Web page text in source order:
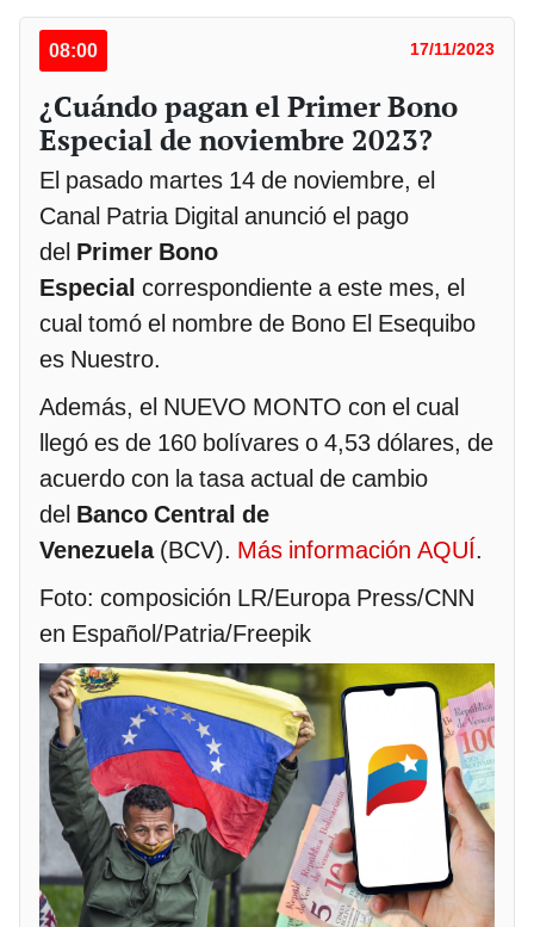
08:00 17/11/2023
¿Cuándo pagan el Primer Bono
Especial de noviembre 2023?
El pasado martes 14 de noviembre, el
Canal Patria Digital anunció el pago
del Primer Bono
Especial correspondiente a este mes, el
cual tomó el nombre de Bono El Esequibo
es Nuestro.
Además, el NUEVO MONTO con el cual
llegó es de 160 bolívares o 4,53 dólares, de
acuerdo con la tasa actual de cambio
del Banco Central de
Venezuela(BCV). Más información AQUÍ.
Foto: composición LR/Europa Press/CNN
en Español/Patria/Freepik